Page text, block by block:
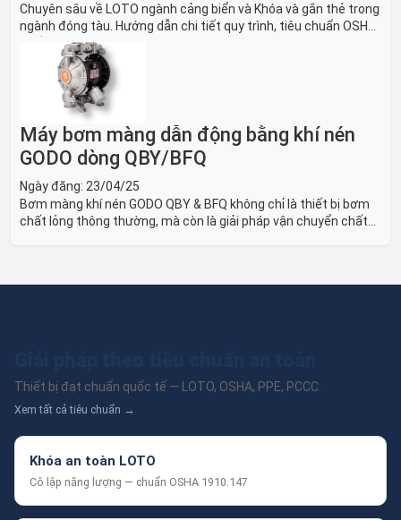
Chuyên sâu về LOTO ngành cảng biển và Khóa và gắn thẻ trong
ngành đóng tàu. Hướng dẫn chi tiết quy trình, tiêu chuẩn OSHA,
thiết bị và Giải pháp LOTO trong công nghiệp đóng tàu toàn
Máy bơm màng dẫn động bằng khí nén
GODO dòng QBY/BFQ
Ngày đăng: 23/04/25
Bơm màng khí nén GODO QBY & BFQ không chỉ là thiết bị bơm
chất lỏng thông thường, mà còn là giải pháp vận chuyển chất
Thiết bị đạt chuẩn quốc tế — LOTO, OSHA, PPE, PCCC.
Xem tất cả tiêu chuẩn →
Khóa an toàn LOTO
Cô lập năng lượng — chuẩn OSHA 1910.147